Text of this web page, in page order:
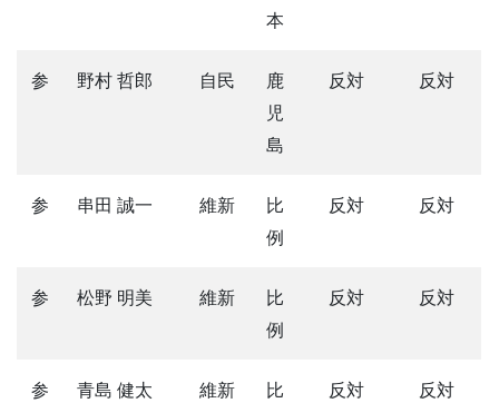
本
参 野村 哲郎 自民
鹿
児
島
反対 反対
参 串田 誠一 維新
比
例
反対 反対
参 松野 明美 維新
比
例
反対 反対
参 青島 健太 維新
比
反対 反対